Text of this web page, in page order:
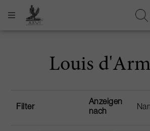
Louis
Filter
Anzeigen
nach